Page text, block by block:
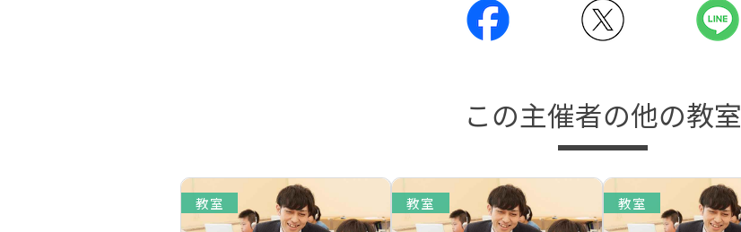
この主催者の他の教室
教室 教室 教室